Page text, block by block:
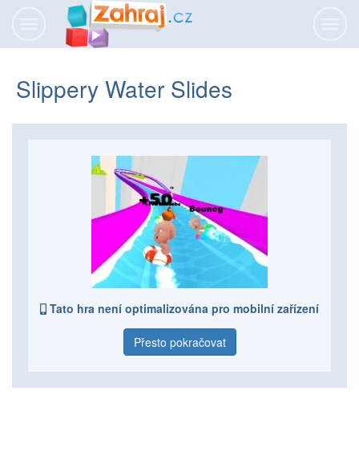
Slippery Water Slides
Tato hra není optimalizována pro mobilní zařízení
Přesto pokračovat